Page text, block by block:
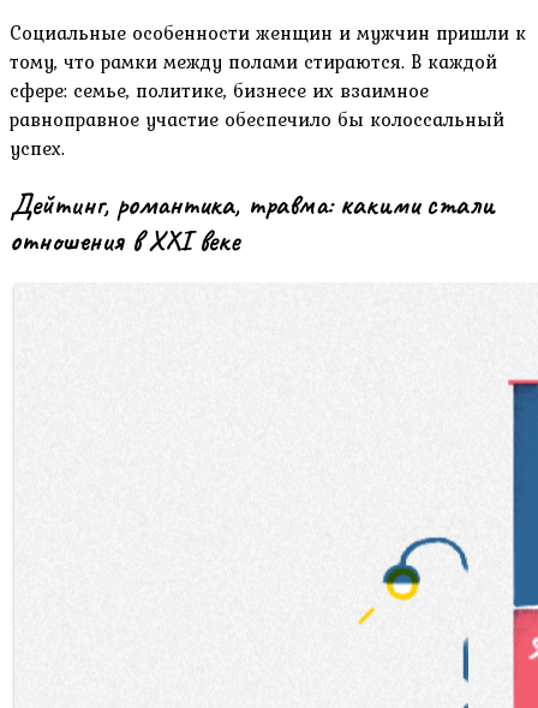
Социальные особенности женщин и мужчин пришли к
тому, что рамки между полами стираются. В каждой
сфере: семье, политике, бизнесе их взаимное
равноправное участие обеспечило бы колоссальный
успех.
Дейтинг, романтика, травма: какими стали
отношения в XXI веке